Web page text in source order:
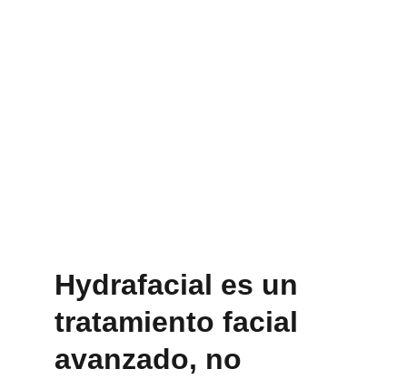
Hydrafacial es un
tratamiento facial
avanzado, no